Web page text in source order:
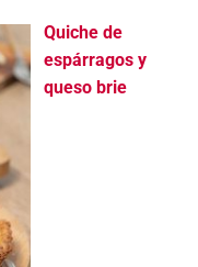
Quiche de
espárragos y
queso brie